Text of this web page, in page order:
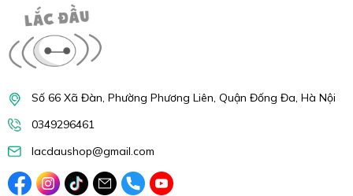
Số 66 Xã Đàn, Phường Phương Liên, Quận Đống Đa, Hà Nội
0349296461
lacdaushop@gmail.com